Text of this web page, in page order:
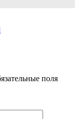
поля